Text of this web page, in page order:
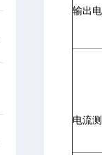
输出
电流